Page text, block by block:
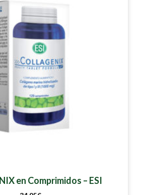
en Comprimidos – ESI